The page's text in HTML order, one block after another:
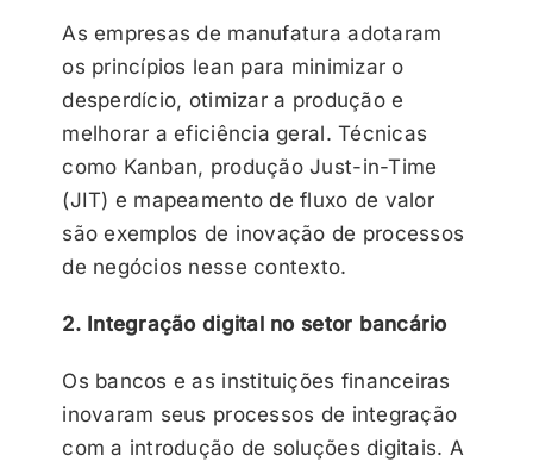
As empresas de manufatura adotaram
os princípios lean para minimizar o
desperdício, otimizar a produção e
melhorar a eficiência geral. Técnicas
como Kanban, produção Just-in-Time
(JIT) e mapeamento de fluxo de valor
são exemplos de inovação de processos
de negócios nesse contexto.
2. Integração digital no setor bancário
Os bancos e as instituições financeiras
inovaram seus processos de integração
com a introdução de soluções digitais. A